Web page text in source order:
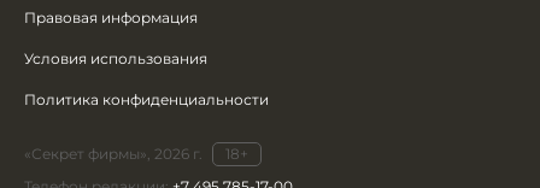
Правовая информация
Условия использования
Политика конфиденциальности
«Секрет фирмы», 2026 г.
18+